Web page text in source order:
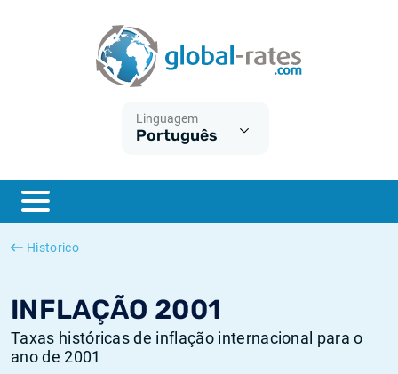
Linguagem
Português
Historico
INFLAÇÃO 2001
Taxas históricas de inflação internacional para o
ano de 2001
ESTER
SONIA
O que é a inflação do IPC?
O que é a inflação do IHPC?
Inflação Estados Unidos
Inflação Europa
Taxas Euribor históricas
Taxas ESTER históricas
Taxas SONIA históricas
Taxas TONAR históricas
Calculadora de inflação